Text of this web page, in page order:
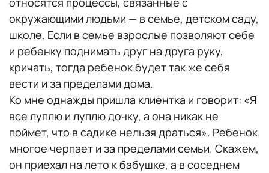
окружающими людьми — в семье, детском саду,
школе. Если в семье взрослые позволяют себе
и ребенку поднимать друг на друга руку,
кричать, тогда ребенок будет так же себя
вести и за пределами дома.
Ко мне однажды пришла клиентка и говорит: «Я
все луплю и луплю дочку, а она никак не
поймет, что в садике нельзя драться». Ребенок
многое черпает и за пределами семьи. Скажем,
он приехал на лето к бабушке, а в соседнем